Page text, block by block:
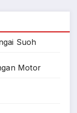
Suoh
Motor